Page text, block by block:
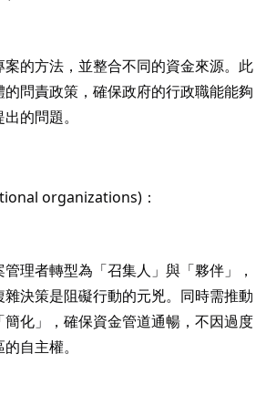
的方法，並整合不同的資金來源。此
問責政策，確保政府的行政職能能夠
的問題。
organizations)：
理者轉型為「召集人」與「夥伴」，
決策是阻礙行動的元兇。同時需推動
化」，確保資金管道通暢，不因過度
自主權。